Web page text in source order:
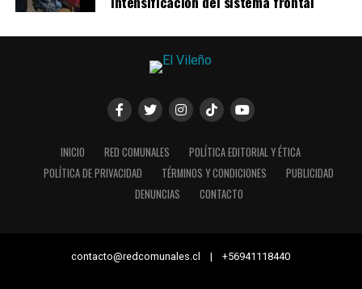
INICIO RED COMUNALES
POLÍTICA EDITORIAL Y ÉTICA
POLÍTICA DE PRIVACIDAD
TÉRMINOS Y CONDICIONES
PUBLICIDAD
DENUNCIAS
CONTACTO
contacto@redcomunales.cl | +56941118440